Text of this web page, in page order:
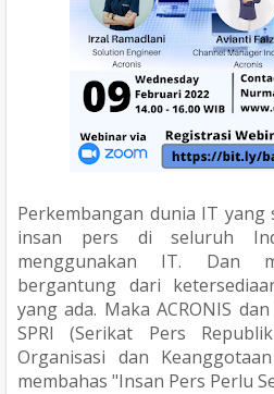
Perkembangan dunia IT yang
insan pers di seluruh
menggunakan IT. Dan
bergantung dari
yang ada. Maka ACRONIS
SPRI (Serikat Pers
Organisasi dan
membahas "Insan Pers Perlu